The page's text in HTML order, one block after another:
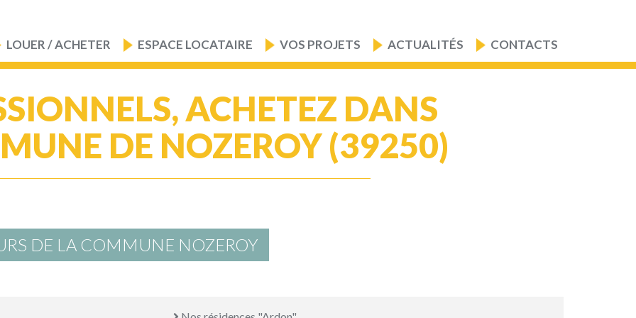
LOUER / ACHETER ESPACE LOCATAIRE VOS PROJETS ACTUALITÉS CONTACTS
ACHETEZ DANS
DE NOZEROY (39250)
DE LA COMMUNE NOZEROY